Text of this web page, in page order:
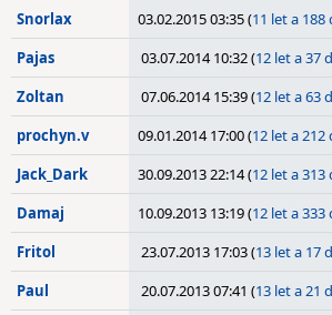
Snorlax 03.02.2015 03:35 (11 let a 188
Pajas 03.07.2014 10:32 (12 let a 37
Zoltan 07.06.2014 15:39 (12 let a 63
prochyn.v 09.01.2014 17:00 (12 let a 212
Jack_Dark 30.09.2013 22:14 (12 let a 313
Damaj 10.09.2013 13:19 (12 let a 333
Fritol 23.07.2013 17:03 (13 let a 17
Paul 20.07.2013 07:41 (13 let a 21